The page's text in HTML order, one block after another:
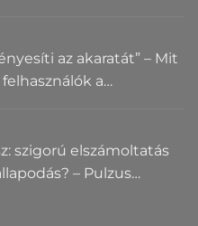
az akaratát” – Mit
a
szigorú elszámoltatás
– Pulzus